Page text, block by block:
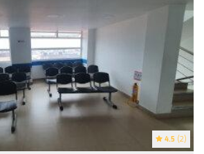
4.5 (2)